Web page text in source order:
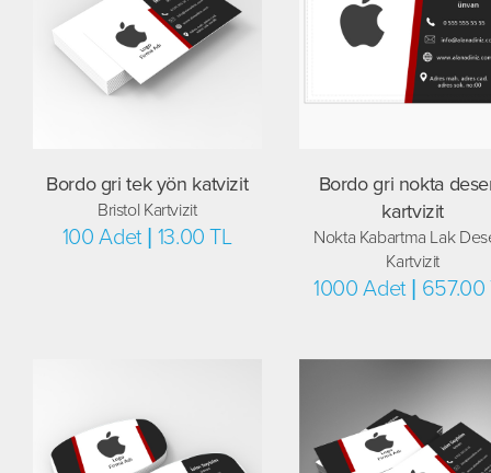
Bordo gri tek yön katvizit
Bristol Kartvizit
100 Adet | 13.00 TL
Bordo gri nokta
kartvizit
Nokta Kabartma Lak
Kartvizit
1000 Adet | 657.00